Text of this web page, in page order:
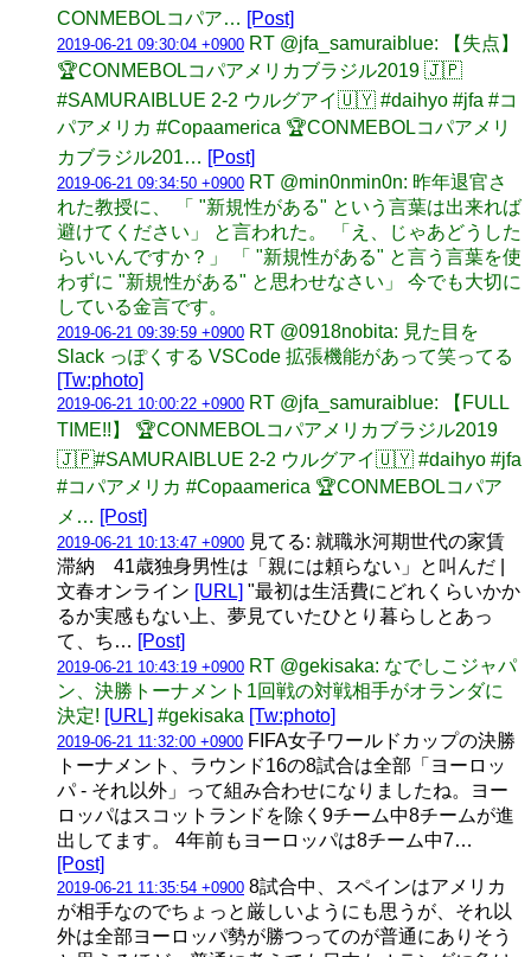
CONMEBOLコパア… [Post]
2019-06-21 09:30:04 +0900 RT @jfa_samuraiblue: 【失点】
🏆CONMEBOLコパアメリカブラジル2019 🇯🇵
#SAMURAIBLUE 2-2 ウルグアイ🇺🇾 #daihyo #jfa #コ
パアメリカ #Copaamerica 🏆CONMEBOLコパアメリ
カブラジル201… [Post]
2019-06-21 09:34:50 +0900 RT @min0nmin0n: 昨年退官さ
れた教授に、 「 "新規性がある" という言葉は出来れば
避けてください」 と言われた。 「え、じゃあどうした
らいいんですか？」 「 "新規性がある" と言う言葉を使
わずに "新規性がある" と思わせなさい」 今でも大切に
している金言です。
2019-06-21 09:39:59 +0900 RT @0918nobita: 見た目を
Slack っぽくする VSCode 拡張機能があって笑ってる
[Tw:photo]
2019-06-21 10:00:22 +0900 RT @jfa_samuraiblue: 【FULL
TIME!!】 🏆CONMEBOLコパアメリカブラジル2019
🇯🇵#SAMURAIBLUE 2-2 ウルグアイ🇺🇾 #daihyo #jfa
#コパアメリカ #Copaamerica 🏆CONMEBOLコパア
メ… [Post]
2019-06-21 10:13:47 +0900 見てる: 就職氷河期世代の家賃
滞納 41歳独身男性は「親には頼らない」と叫んだ |
文春オンライン [URL] "最初は生活費にどれくらいかか
るか実感もない上、夢見ていたひとり暮らしとあっ
て、ち… [Post]
2019-06-21 10:43:19 +0900 RT @gekisaka: なでしこジャパ
ン、決勝トーナメント1回戦の対戦相手がオランダに
決定! [URL] #gekisaka [Tw:photo]
2019-06-21 11:32:00 +0900 FIFA女子ワールドカップの決勝
トーナメント、ラウンド16の8試合は全部「ヨーロッ
パ - それ以外」って組み合わせになりましたね。ヨー
ロッパはスコットランドを除く9チーム中8チームが進
出してます。 4年前もヨーロッパは8チーム中7…
[Post]
2019-06-21 11:35:54 +0900 8試合中、スペインはアメリカ
が相手なのでちょっと厳しいようにも思うが、それ以
外は全部ヨーロッパ勢が勝つってのが普通にありそう